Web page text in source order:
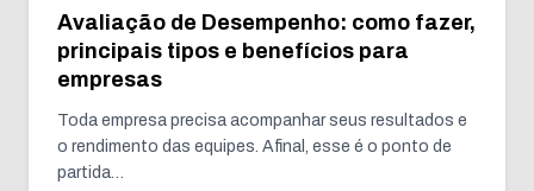
Avaliação de Desempenho: como fazer,
principais tipos e benefícios para
empresas
Toda empresa precisa acompanhar seus resultados e
o rendimento das equipes. Afinal, esse é o ponto de
partida…